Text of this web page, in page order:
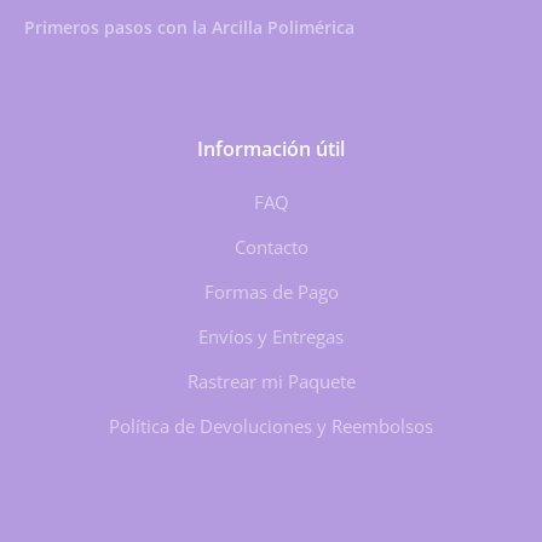
Primeros pasos con la Arcilla Polimérica
Información útil
FAQ
Contacto
Formas de Pago
Envíos y Entregas
Rastrear mi Paquete
Política de Devoluciones y Reembolsos